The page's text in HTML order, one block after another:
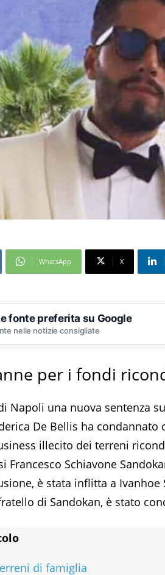
WhatsApp X
fonte preferita su Google
nelle notizie consigliate
per i fondi
Napoli una nuova sentenza
De Bellis ha
illecito dei terreni
Francesco Schiavone
è stata inflitta a Ivanhoe
di Sandokan, è stato
di famiglia